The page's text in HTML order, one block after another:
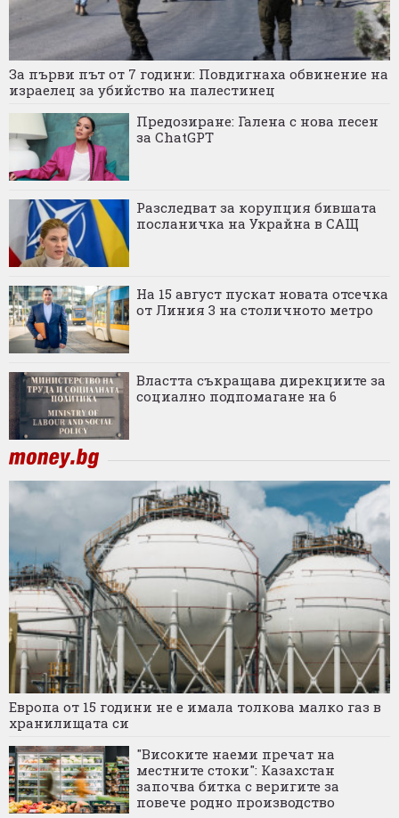
За първи път от 7 години: Повдигнаха обвинение на
израелец за убийство на палестинец
Предозиране: Галена с нова песен
за ChatGPT
Разследват за корупция бившата
посланичка на Украйна в САЩ
На 15 август пускат новата отсечка
от Линия 3 на столичното метро
Властта съкращава дирекциите за
социално подпомагане на 6
Европа от 15 години не е имала толкова малко газ в
хранилищата си
"Високите наеми пречат на
местните стоки": Казахстан
започва битка с веригите за
повече родно производство